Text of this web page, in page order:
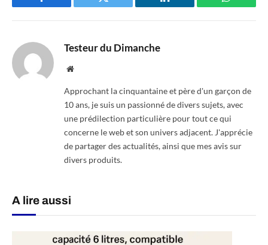
Facebook Twitter LinkedIn
Testeur du Dimanche
Website
Approchant la cinquantaine et père d'un garçon de
10 ans, je suis un passionné de divers sujets, avec
une prédilection particulière pour tout ce qui
concerne le web et son univers adjacent. J'apprécie
de partager des actualités, ainsi que mes avis sur
divers produits.
A lire aussi